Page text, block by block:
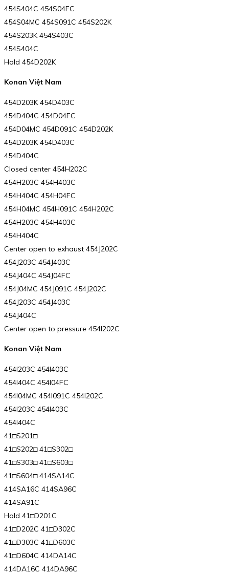
454S404C 454S04FC
454S04MC 454S091C 454S202K
454S203K 454S403C
454S404C
Hold 454D202K
Konan Việt Nam
454D203K 454D403C
454D404C 454D04FC
454D04MC 454D091C 454D202K
454D203K 454D403C
454D404C
Closed center 454H202C
454H203C 454H403C
454H404C 454H04FC
454H04MC 454H091C 454H202C
454H203C 454H403C
454H404C
Center open to exhaust 454J202C
454J203C 454J403C
454J404C 454J04FC
454J04MC 454J091C 454J202C
454J203C 454J403C
454J404C
Center open to pressure 454I202C
Konan Việt Nam
454I203C 454I403C
454I404C 454I04FC
454I04MC 454I091C 454I202C
454I203C 454I403C
454I404C
41□S201□
41□S202□ 41□S302□
41□S303□ 41□S603□
41□S604□ 414SA14C
414SA16C 414SA96C
414SA91C
Hold 41□D201C
41□D202C 41□D302C
41□D303C 41□D603C
41□D604C 414DA14C
414DA16C 414DA96C